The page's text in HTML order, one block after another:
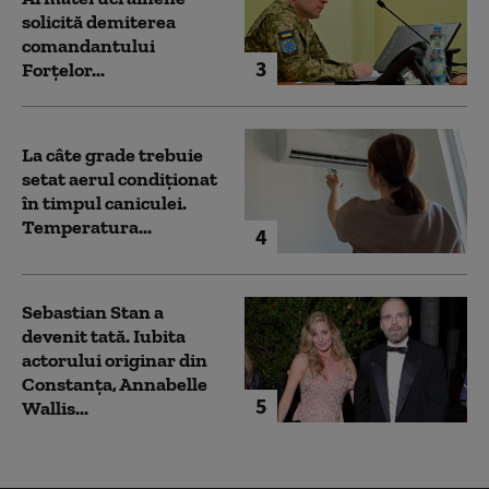
3
solicită demiterea
comandantului
Forțelor...
4
La câte grade trebuie
setat aerul condiționat
în timpul caniculei.
Temperatura...
5
Sebastian Stan a
devenit tată. Iubita
actorului originar din
Constanța, Annabelle
Wallis...